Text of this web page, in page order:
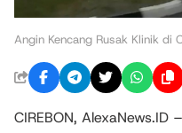
Angin Kencang Rusak Klinik di
CIREBON,